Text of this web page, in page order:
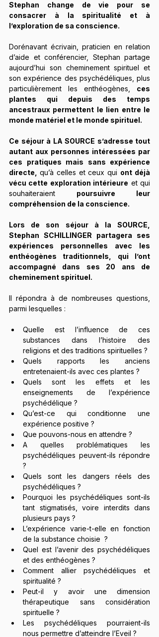
Stephan change de vie pour se
consacrer à la spiritualité et à
l’exploration de sa conscience.
Dorénavant écrivain, praticien en relation
d’aide et conférencier, Stephan partage
aujourd’hui son cheminement spirituel et
son expérience des psychédéliques, plus
particulièrement les enthéogènes, ces
plantes qui depuis des temps
ancestraux permettent le lien entre le
monde matériel et le monde spirituel.
Ce séjour à LA SOURCE s’adresse tout
autant aux personnes intéressées par
ces pratiques mais sans expérience
directe, qu’à celles et ceux qui ont déjà
vécu cette exploration intérieure et qui
souhaiteraient poursuivre leur
compréhension de la conscience.
Lors de son séjour à la SOURCE,
Stephan SCHILLINGER partagera ses
expériences personnelles avec les
enthéogènes traditionnels, qui l’ont
accompagné dans ses 20 ans de
cheminement spirituel.
Il répondra à de nombreuses questions,
parmi lesquelles :
Quelle est l’influence de ces
substances dans l’histoire des
religions et des traditions spirituelles ?
Quels rapports les anciens
entretenaient-ils avec ces plantes ?
Quels sont les effets et les
enseignements de l’expérience
psychédélique ?
Qu’est-ce qui conditionne une
expérience positive ?
Que pouvons-nous en attendre ?
A quelles problématiques les
psychédéliques peuvent-ils répondre
?
Quels sont les dangers réels des
psychédéliques ?
Pourquoi les psychédéliques sont-ils
tant stigmatisés, voire interdits dans
plusieurs pays ?
L’expérience varie-t-elle en fonction
de la substance choisie  ?
Quel est l’avenir des psychédéliques
et des enthéogènes ?
Comment allier psychédéliques et
spiritualité ?
Peut-il y avoir une dimension
thérapeutique sans considération
spirituelle ?
Les psychédéliques pourraient-ils
nous permettre d’atteindre l’Eveil ?